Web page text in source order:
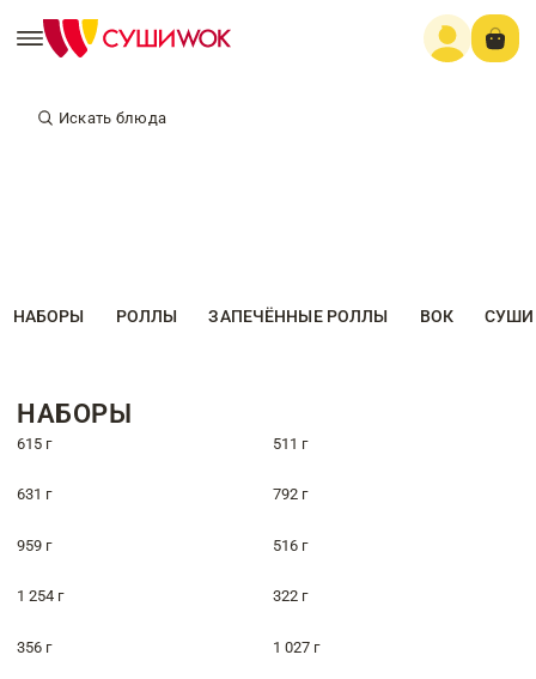
Искать блюда
НАБОРЫ РОЛЛЫ ЗАПЕЧЁННЫЕ РОЛЛЫ ВОК СУШИ
НАБОРЫ
615 г 511 г
631 г 792 г
959 г 516 г
1 254 г 322 г
356 г 1 027 г